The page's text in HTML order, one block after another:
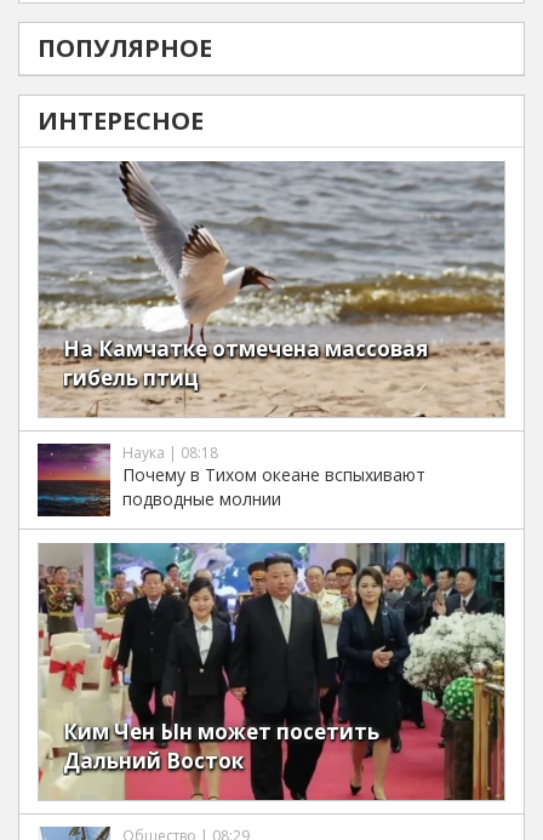
ПОПУЛЯРНОЕ
ИНТЕРЕСНОЕ
На Камчатке отмечена массовая
гибель птиц
Наука | 08:18
Почему в Тихом океане вспыхивают
подводные молнии
Ким Чен Ын может посетить
Дальний Восток
Общество | 08:29